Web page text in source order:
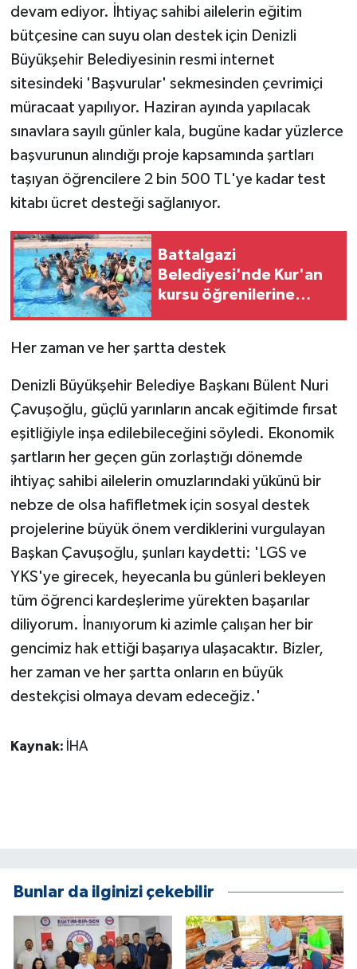
devam ediyor. İhtiyaç sahibi ailelerin eğitim
bütçesine can suyu olan destek için Denizli
Büyükşehir Belediyesinin resmi internet
sitesindeki 'Başvurular' sekmesinden çevrimiçi
müracaat yapılıyor. Haziran ayında yapılacak
sınavlara sayılı günler kala, bugüne kadar yüzlerce
başvurunun alındığı proje kapsamında şartları
taşıyan öğrencilere 2 bin 500 TL'ye kadar test
kitabı ücret desteği sağlanıyor.
Battalgazi
Belediyesi'nde Kur'an
kursu öğrenilerine
Her zaman ve her şartta destek
Denizli Büyükşehir Belediye Başkanı Bülent Nuri
Çavuşoğlu, güçlü yarınların ancak eğitimde fırsat
eşitliğiyle inşa edilebileceğini söyledi. Ekonomik
şartların her geçen gün zorlaştığı dönemde
ihtiyaç sahibi ailelerin omuzlarındaki yükünü bir
nebze de olsa hafifletmek için sosyal destek
projelerine büyük önem verdiklerini vurgulayan
Başkan Çavuşoğlu, şunları kaydetti: 'LGS ve
YKS'ye girecek, heyecanla bu günleri bekleyen
tüm öğrenci kardeşlerime yürekten başarılar
diliyorum. İnanıyorum ki azimle çalışan her bir
gencimiz hak ettiği başarıya ulaşacaktır. Bizler,
her zaman ve her şartta onların en büyük
destekçisi olmaya devam edeceğiz.'
Kaynak: İHA
Bunlar da ilginizi çekebilir
Sağlık
SİYASET
SPOR HABERLERİ
TEKNOLOJİ
Turizm
ÜLKE GÜNDEMİ
YAŞAM
YEREL
Yerel Haberler